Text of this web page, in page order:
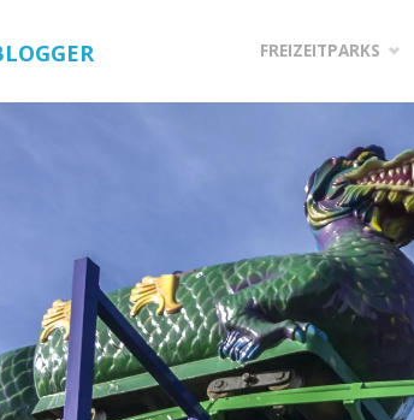
content
FREIZEITPARKS